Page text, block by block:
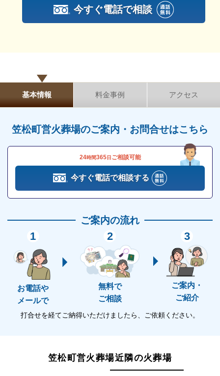
にあることが特長です。
派は一切問いません。
利用したい方は、誰でも利用することができますので
安心です。
笠松町の町営火葬場になりますので、笠松町にお住ま
いの方は格安で火葬場をご利用することができます。
名鉄の笠松駅から徒歩で10分のところにあり、建物も
比較的綺麗な火葬場なので、安心して利用することが
可能ですので、火葬場を利用したいと思ったらお気軽
にご相談ください。
利用にあたっては、役場の住民課で死亡届と火葬場の
使用許可申請書の2つを提出し、使用許可書をもらえ
ば利用できます。
落ち着いた雰囲気の中でお見送りができます
笠松町営火葬場は落ち着いた雰囲気の中で、故人との
お別れの時間をお過ごしいただける斎場です。
他の建物とも距離が離れているため、静かな環境で火
今すぐ電話で相談
基本情報 料金事例 アクセス
笠松町営火葬場のご案内・お問合せはこちら
24時間365日 ご相談可能
今すぐ電話で相談する
ご案内の流れ
1
お電話や
メールで
2
無料で
ご相談
3
ご案内・
ご紹介
打合せを経てご納得いただけましたら、ご依頼ください。
笠松町営火葬場近隣の火葬場